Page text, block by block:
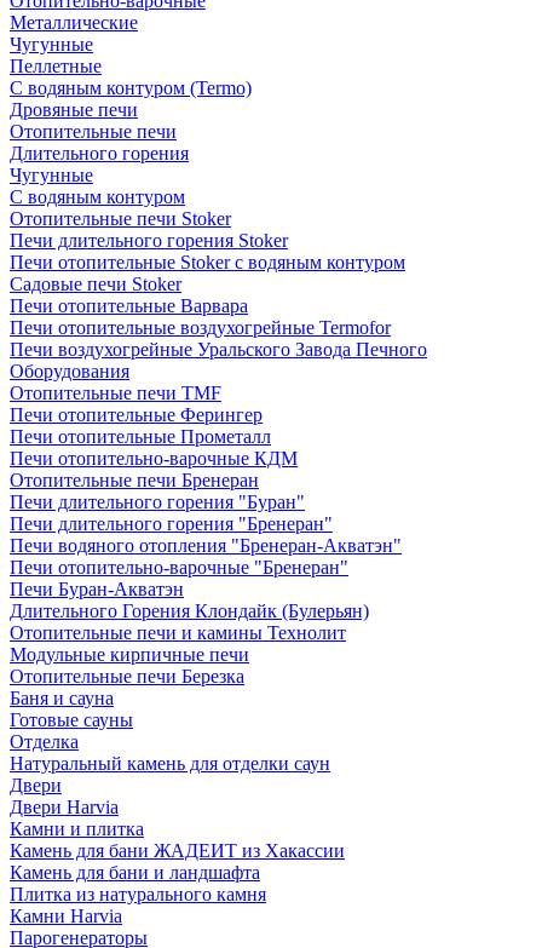
Металлические
Чугунные
Пеллетные
С водяным контуром (Termo)
Дровяные печи
Отопительные печи
Длительного горения
Чугунные
C водяным контуром
Отопительные печи Stoker
Печи длительного горения Stoker
Печи отопительные Stoker с водяным контуром
Садовые печи Stoker
Печи отопительные Варвара
Печи отопительные воздухогрейные Termofor
Печи воздухогрейные Уральского Завода Печного
Оборудования
Отопительные печи TMF
Печи отопительные Ферингер
Печи отопительные Прометалл
Печи отопительно-варочные КДМ
Отопительные печи Бренеран
Печи длительного горения "Буран"
Печи длительного горения "Бренеран"
Печи водяного отопления "Бренеран-Акватэн"
Печи отопительно-варочные "Бренеран"
Печи Буран-Акватэн
Длительного Горения Клондайк (Булерьян)
Отопительные печи и камины Технолит
Модульные кирпичные печи
Отопительные печи Березка
Баня и сауна
Готовые сауны
Отделка
Натуральный камень для отделки саун
Двери
Двери Harvia
Камни и плитка
Камень для бани ЖАДЕИТ из Хакассии
Камень для бани и ландшафта
Плитка из натурального камня
Камни Harvia
Парогенераторы